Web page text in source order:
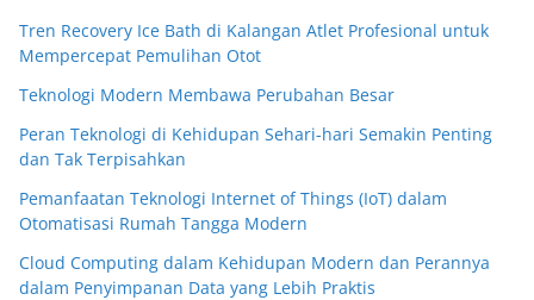
Tren Recovery Ice Bath di Kalangan Atlet Profesional untuk
Mempercepat Pemulihan Otot
Teknologi Modern Membawa Perubahan Besar
Peran Teknologi di Kehidupan Sehari-hari Semakin Penting
dan Tak Terpisahkan
Pemanfaatan Teknologi Internet of Things (IoT) dalam
Otomatisasi Rumah Tangga Modern
Cloud Computing dalam Kehidupan Modern dan Perannya
dalam Penyimpanan Data yang Lebih Praktis